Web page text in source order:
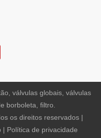
wafer lug, válvula
válvulas globais, válvulas
borboleta, filtro.
os direitos reservados |
| Política de privacidade